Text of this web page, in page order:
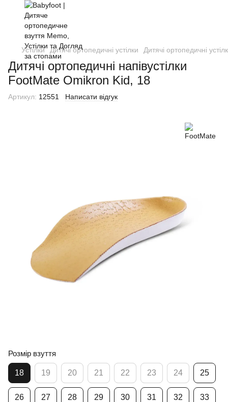
Устілки Дитячі ортопедичні устілки Дитячі ортопедичні
Дитячі ортопедичні напівустілки
FootMate Omikron Kid, 18
Артикул: 12551 Написати відгук
Розмір взуття
18 19 20 21 22 23 24 25
26 27 28 29 30 31 32 33